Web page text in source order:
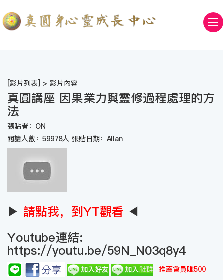
[影片列表] > 影片內容
真圓講座 因果業力與靈修過程處理的方
法
張貼者：ON
閱讀人數：59978人 張貼日期：Allan
▶ 請點我，到YT觀看 ◀
Youtube連結:
https://youtu.be/59N_N03q8y4
推薦會員賺500